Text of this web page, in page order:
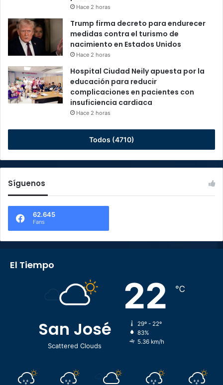
Hace 2 horas
Trump firma decreto para endurecer
medidas contra el turismo de
nacimiento en Estados Unidos
Hace 2 horas
Hospital Ciudad Neily apuesta por la
educación para reducir
complicaciones en pacientes con
insuficiencia cardiaca
Hace 2 horas
Todos (4710)
Síguenos
62.645
Fans
El Tiempo
San José
Scattered Clouds
22 ℃
29º - 22º
83%
5.36 km/h